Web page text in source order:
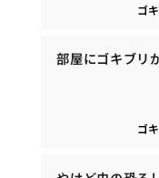
ゴ
部屋にゴキブリ
ゴ